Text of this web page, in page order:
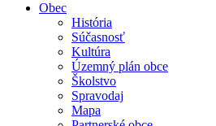
Obec
História
Súčasnosť
Kultúra
Územný plán obce
Školstvo
Spravodaj
Mapa